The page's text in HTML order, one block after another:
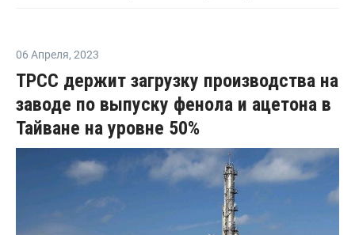
06 Апреля, 2023
TPCC держит загрузку производства на
заводе по выпуску фенола и ацетона в
Тайване на уровне 50%